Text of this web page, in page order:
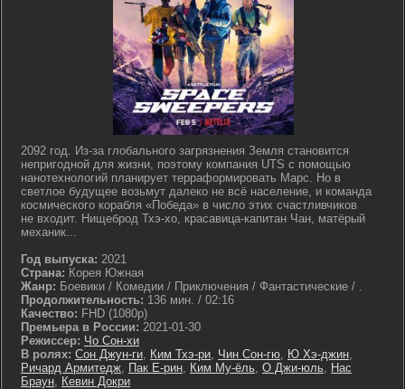
2092 год. Из-за глобального загрязнения Земля становится
непригодной для жизни, поэтому компания UTS с помощью
нанотехнологий планирует терраформировать Марс. Но в
светлое будущее возьмут далеко не всё население, и команда
космического корабля «Победа» в число этих счастливчиков
не входит. Нищеброд Тхэ-хо, красавица-капитан Чан, матёрый
механик...
Год выпуска: 2021
Страна: Корея Южная
Жанр: Боевики / Комедии / Приключения / Фантастические / .
Продолжительность: 136 мин. / 02:16
Качество: FHD (1080p)
Премьера в России: 2021-01-30
Режиссер: Чо Сон-хи
В ролях: Сон Джун-ги, Ким Тхэ-ри, Чин Сон-гю, Ю Хэ-джин,
Ричард Армитедж, Пак Е-рин, Ким Му-ёль, О Джи-юль, Нас
Браун, Кевин Докри